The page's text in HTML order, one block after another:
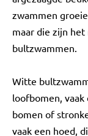
zwammen
maar die zijn
bultzwammen.
Witte
loofbomen, vaak
bomen of
vaak een hoed,